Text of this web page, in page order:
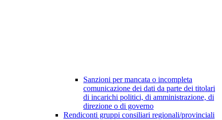
Sanzioni per mancata o incompleta
comunicazione dei dati da parte dei titolari
di incarichi politici, di amministrazione, di
direzione o di governo
Rendiconti gruppi consiliari regionali/provinciali